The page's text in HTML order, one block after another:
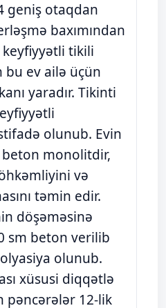
geniş otaqdan
baxımından
tikili
bu ev ailə üçün
yaradır. Tikinti
olunub. Evin
monolitdir,
və
təmin edir.
döşəməsinə
sm beton verilib
olunub.
xüsusi diqqətlə
pəncərələr 12-lik